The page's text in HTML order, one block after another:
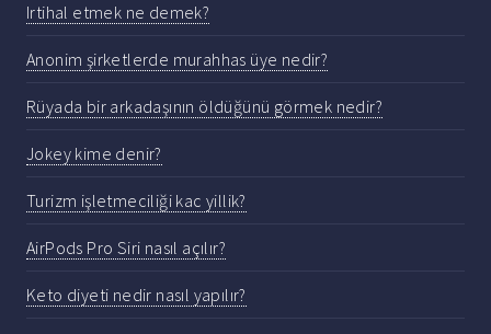
Irtihal etmek ne demek?
Anonim şirketlerde murahhas üye nedir?
Rüyada bir arkadaşının öldüğünü görmek nedir?
Jokey kime denir?
Turizm işletmeciliği kac yillik?
AirPods Pro Siri nasıl açılır?
Keto diyeti nedir nasıl yapılır?